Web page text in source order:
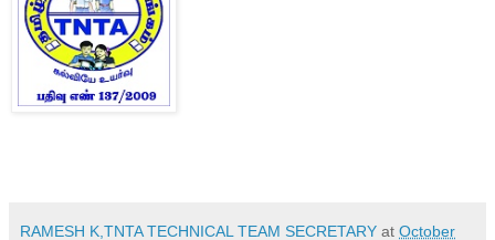
RAMESH K,TNTA TECHNICAL TEAM SECRETARY at October